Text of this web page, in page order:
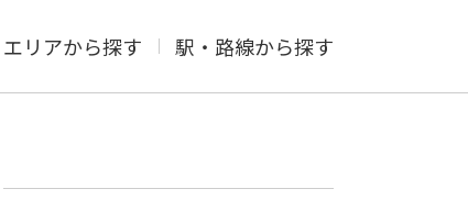
エリアから探す 駅・路線から探す